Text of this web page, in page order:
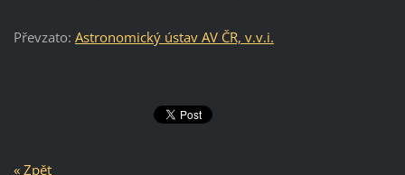
Převzato: Astronomický ústav AV ČR, v.v.i.
« Zpět